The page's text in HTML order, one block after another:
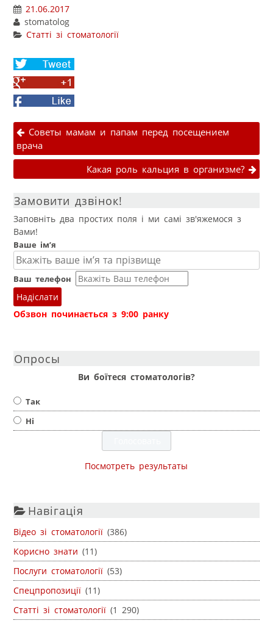
21.06.2017
stomatolog
Статті зі стоматології
Share
on
Twitter
Share
on
Google+
Facebook
Навігація публікаціями
Советы мамам и папам перед посещением
врача
Какая роль кальция в организме?
Замовити дзвінок!
Заповніть два простих поля і ми самі зв'яжемося з
Вами!
Ваше ім’я
Ваш телефон
Надіслати
Обзвон починається з 9:00 ранку
Опросы
Ви боїтеся стоматологів?
Так
Ні
Посмотреть результаты
Навігація
Відео зі стоматології (386)
Корисно знати (11)
Послуги стоматології (53)
Спецпропозиції (11)
Статті зі стоматології (1 290)